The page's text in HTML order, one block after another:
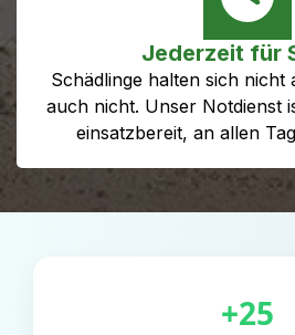
Jederzeit für
Schädlinge halten sich nicht
auch nicht. Unser Notdienst
einsatzbereit, an allen
+25